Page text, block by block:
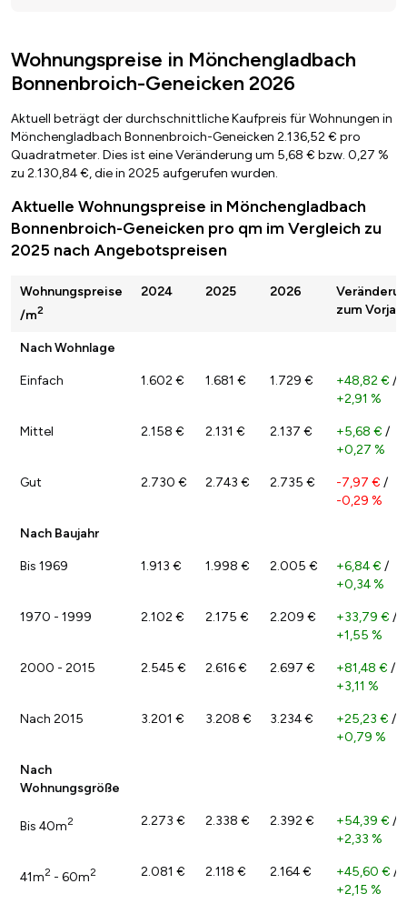
Wohnungspreise in Mönchengladbach
Bonnenbroich-Geneicken 2026
Aktuell beträgt der durchschnittliche Kaufpreis für Wohnungen in
Mönchengladbach Bonnenbroich-Geneicken 2.136,52 € pro
Quadratmeter. Dies ist eine Veränderung um 5,68 € bzw. 0,27 %
zu 2.130,84 €, die in 2025 aufgerufen wurden.
Aktuelle Wohnungspreise in Mönchengladbach
Bonnenbroich-Geneicken pro qm im Vergleich zu
2025 nach Angebotspreisen
Wohnungspreise
/m2
2024 2025 2026
zum Vorjahr
Nach Wohnlage
Einfach 1.602 € 1.681 € 1.729 € +48,82 € /
+2,91 %
Mittel 2.158 € 2.131 € 2.137 € +5,68 € /
+0,27 %
Gut 2.730 € 2.743 € 2.735 € -7,97 € /
-0,29 %
Nach Baujahr
Bis 1969 1.913 € 1.998 € 2.005 € +6,84 € /
+0,34 %
1970 - 1999 2.102 € 2.175 € 2.209 € +33,79 € /
+1,55 %
2000 - 2015 2.545 € 2.616 € 2.697 € +81,48 € /
+3,11 %
Nach 2015 3.201 € 3.208 € 3.234 € +25,23 € /
+0,79 %
Nach
Wohnungsgröße
Bis 40m2 2.273 € 2.338 € 2.392 € +54,39 € /
+2,33 %
41m2 - 60m2 2.081 € 2.118 € 2.164 € +45,60 € /
+2,15 %